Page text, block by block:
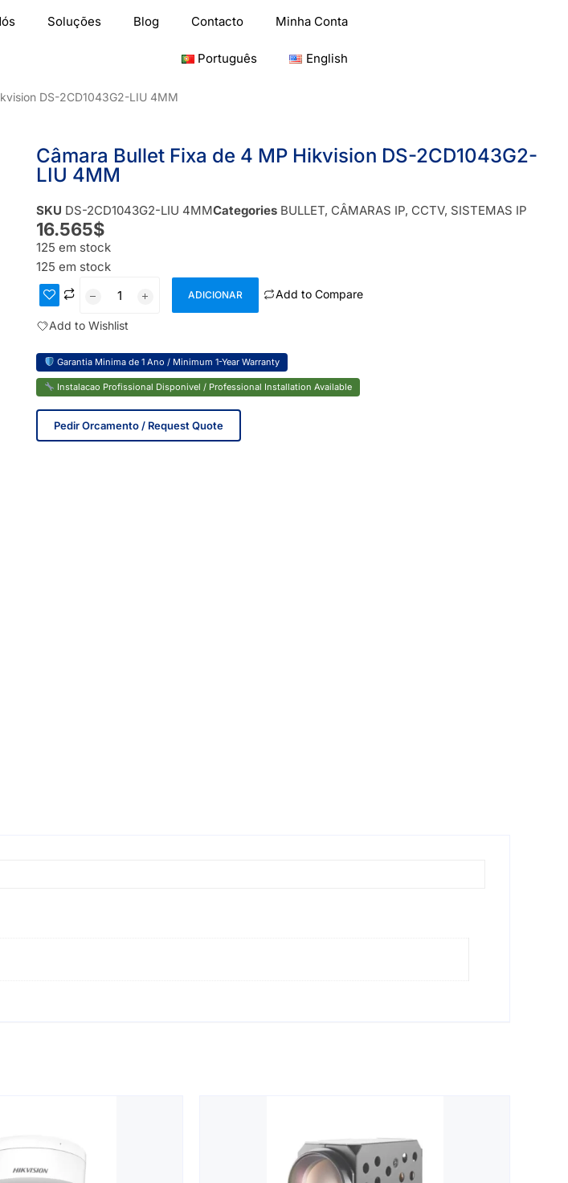
Soluções Blog Contacto Minha Conta
Português English
DS-2CD1043G2-LIU 4MM
Câmara Bullet Fixa de 4 MP Hikvision DS-2CD1043G2-
LIU 4MM
SKU DS-2CD1043G2-LIU 4MMCategories BULLET, CÂMARAS IP, CCTV, SISTEMAS IP
16.565$
125 em stock
125 em stock
ADICIONAR Add to Compare
Add to Wishlist
Garantia Minima de 1 Ano / Minimum 1-Year Warranty
Instalacao Profissional Disponivel / Professional Installation Available
Pedir Orcamento / Request Quote